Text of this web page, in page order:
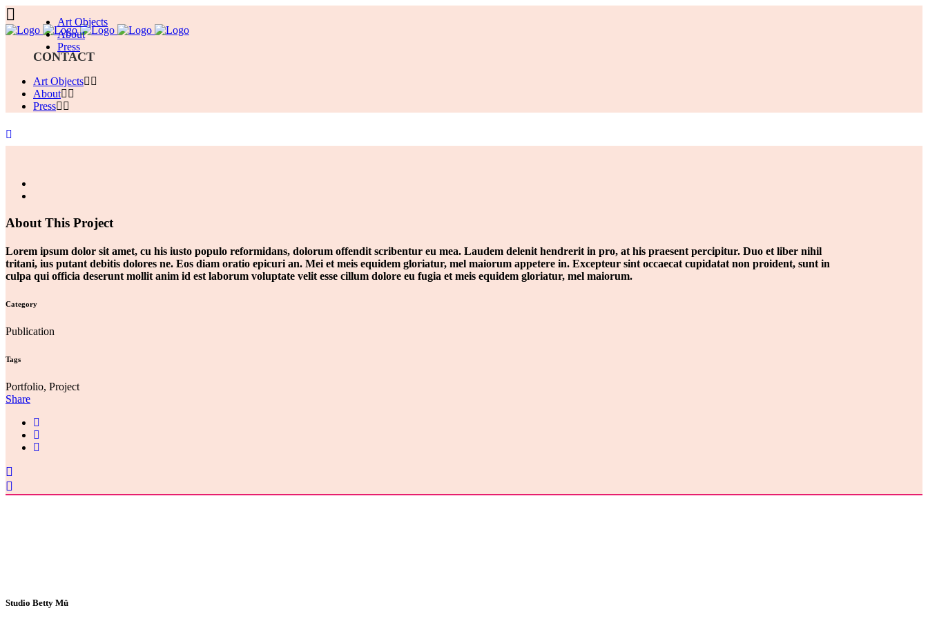
CONTACT
Art Objects
About
Press
Art Objects
About
Press
About This Project
Lorem ipsum dolor sit amet, cu his iusto populo reformidans, dolorum offendit scribentur eu mea. Laudem delenit hendrerit in pro, at his praesent percipitur. Duo et liber nihil
tritani, ius putant debitis dolores ne. Eos diam oratio epicuri an. Mei et meis equidem gloriatur, mel maiorum appetere in. Excepteur sint occaecat cupidatat non proident, sunt in
culpa qui officia deserunt mollit anim id est laborum voluptate velit esse cillum dolore eu fugia et meis equidem gloriatur, mel maiorum.
Category
Publication
Tags
Portfolio, Project
Share
Studio Betty Mü